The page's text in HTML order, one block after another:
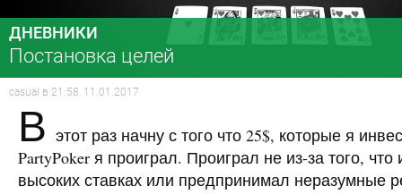
ДНЕВНИКИ
Постановка целей
casual в 21:58, 11.01.2017
В этот раз начну с того что 25$, которые я
PartyPoker я проиграл. Проиграл не из-за того, что
высоких ставках или предпринимал неразумные